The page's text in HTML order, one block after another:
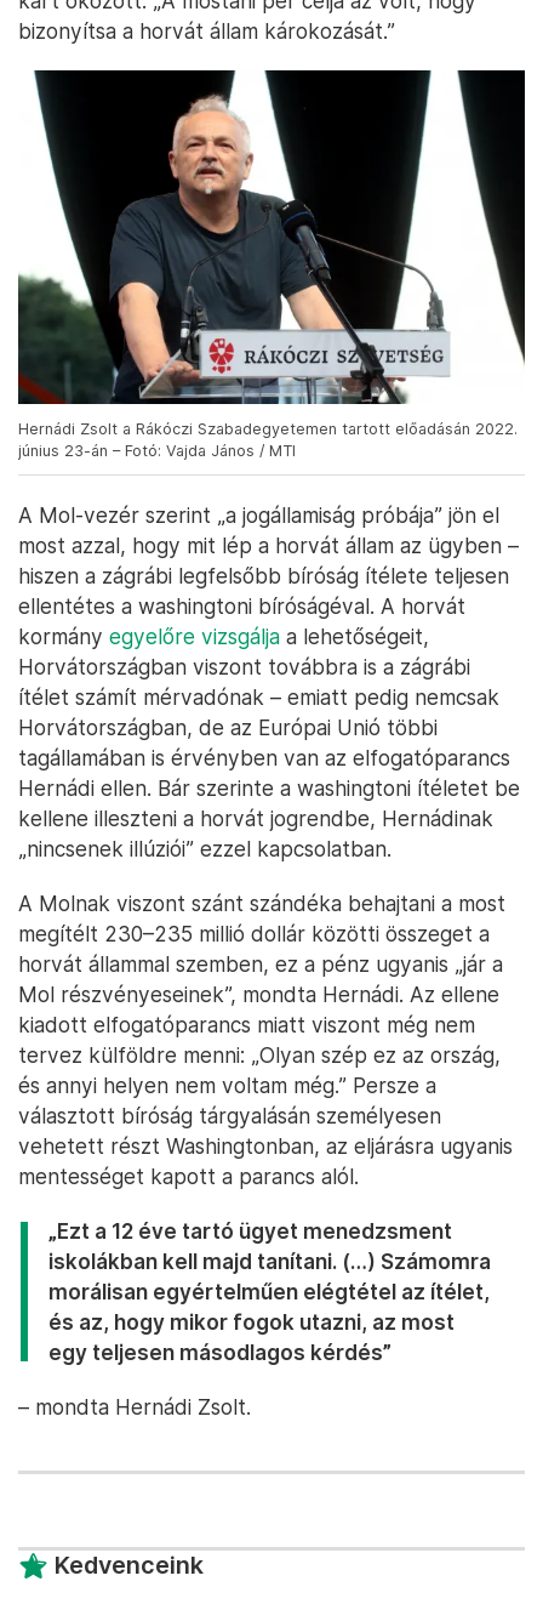
bizonyítsa a horvát állam károkozását.”
Hernádi Zsolt a Rákóczi Szabadegyetemen tartott előadásán 2022.
június 23-án – Fotó: Vajda János / MTI
A Mol-vezér szerint „a jogállamiság próbája” jön el
most azzal, hogy mit lép a horvát állam az ügyben –
hiszen a zágrábi legfelsőbb bíróság ítélete teljesen
ellentétes a washingtoni bíróságéval. A horvát
kormány egyelőre vizsgálja a lehetőségeit,
Horvátországban viszont továbbra is a zágrábi
ítélet számít mérvadónak – emiatt pedig nemcsak
Horvátországban, de az Európai Unió többi
tagállamában is érvényben van az elfogatóparancs
Hernádi ellen. Bár szerinte a washingtoni ítéletet be
kellene illeszteni a horvát jogrendbe, Hernádinak
„nincsenek illúziói” ezzel kapcsolatban.
A Molnak viszont szánt szándéka behajtani a most
megítélt 230–235 millió dollár közötti összeget a
horvát állammal szemben, ez a pénz ugyanis „jár a
Mol részvényeseinek”, mondta Hernádi. Az ellene
kiadott elfogatóparancs miatt viszont még nem
tervez külföldre menni: „Olyan szép ez az ország,
és annyi helyen nem voltam még.” Persze a
választott bíróság tárgyalásán személyesen
vehetett részt Washingtonban, az eljárásra ugyanis
mentességet kapott a parancs alól.
„Ezt a 12 éve tartó ügyet menedzsment
iskolákban kell majd tanítani. (…) Számomra
morálisan egyértelműen elégtétel az ítélet,
és az, hogy mikor fogok utazni, az most
egy teljesen másodlagos kérdés”
– mondta Hernádi Zsolt.
Kedvenceink